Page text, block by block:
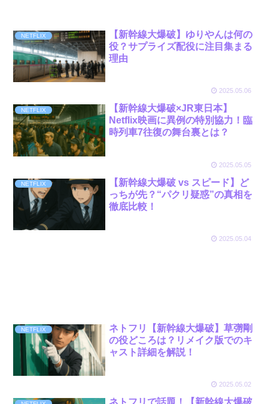
NETFLIX
【新幹線大爆破】ゆりやんは何の
役？サプライズ配役に注目集まる
理由
2025.05.06
NETFLIX
【新幹線大爆破×JR東日本】
Netflix映画に異例の特別協力！臨
時列車7往復の舞台裏とは？
2025.05.05
NETFLIX
【新幹線大爆破 vs スピード】ど
っちが先？“パクリ疑惑”の真相を
徹底比較！
2025.05.04
NETFLIX
ネトフリ【新幹線大爆破】草彅剛
の役どころは？リメイク版でのキ
ャスト詳細を解説！
2025.05.02